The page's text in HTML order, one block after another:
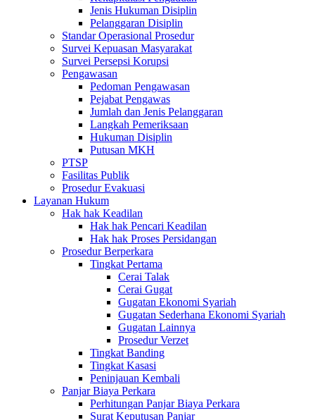
Jenis Hukuman Disiplin
Pelanggaran Disiplin
Standar Operasional Prosedur
Survei Kepuasan Masyarakat
Survei Persepsi Korupsi
Pengawasan
Pedoman Pengawasan
Pejabat Pengawas
Jumlah dan Jenis Pelanggaran
Langkah Pemeriksaan
Hukuman Disiplin
Putusan MKH
PTSP
Fasilitas Publik
Prosedur Evakuasi
Layanan Hukum
Hak hak Keadilan
Hak hak Pencari Keadilan
Hak hak Proses Persidangan
Prosedur Berperkara
Tingkat Pertama
Cerai Talak
Cerai Gugat
Gugatan Ekonomi Syariah
Gugatan Sederhana Ekonomi Syariah
Gugatan Lainnya
Prosedur Verzet
Tingkat Banding
Tingkat Kasasi
Peninjauan Kembali
Panjar Biaya Perkara
Perhitungan Panjar Biaya Perkara
Surat Keputusan Panjar